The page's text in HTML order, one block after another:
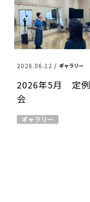
2026.06.12 / ギャラリー
2026年5月 定例
会
ギャラリー